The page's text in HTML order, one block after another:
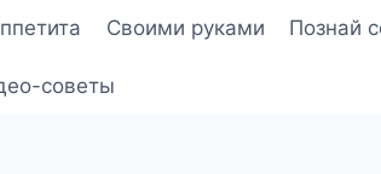
Своими руками Познай
советы